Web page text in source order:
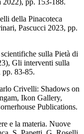
della Pinacoteca
Pascucci 2023, pp.
sulla Pietà di
Gli interventi sulla
83-85.
Crivelli: Shadows on
Ikon Gallery,
Publications.
e la materia. Nuove